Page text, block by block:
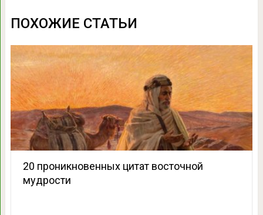
ПОХОЖИЕ СТАТЬИ
20 проникновенных цитат восточной
мудрости